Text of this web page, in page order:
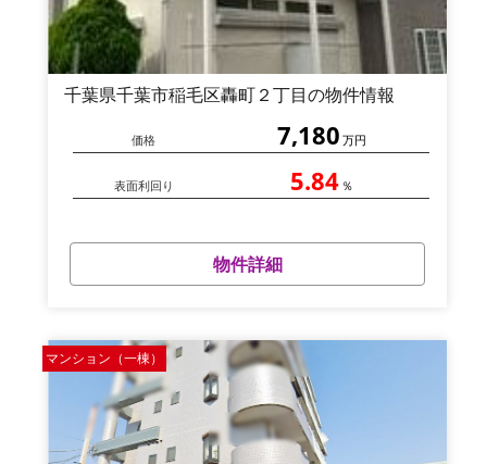
千葉県千葉市稲毛区轟町２丁目の物件情報
価格 7,180 万円
表面利回り 5.84 ％
物件詳細
マンション（一棟）